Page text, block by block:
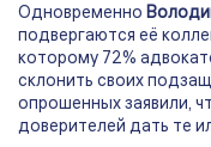
Одновременно
подвергаются её
которому 72%
склонить своих
опрошенных заявили,
доверителей дать те